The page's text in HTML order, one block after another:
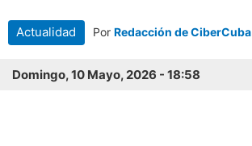
Actualidad Por Redacción de CiberCuba
Domingo, 10 Mayo, 2026 - 18:58